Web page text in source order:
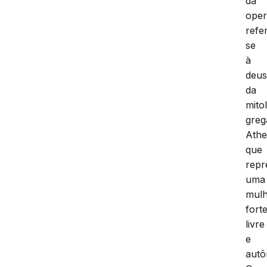
se
à
da
que
uma
livre
e